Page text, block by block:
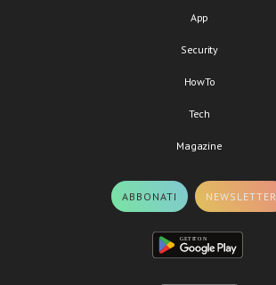
App
Security
HowTo
Tech
Magazine
ABBONATI NEWSLETTER